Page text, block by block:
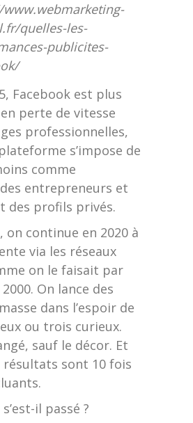
quelles-les-
publicites-
Facebook est plus
perte de vitesse
professionnelles,
s’impose de
comme
entrepreneurs et
des profils privés.
on continue en 2020 à
via les réseaux
on le faisait par
On lance des
dans l’espoir de
ou trois curieux.
sauf le décor. Et
résultats sont 10 fois
il passé ?